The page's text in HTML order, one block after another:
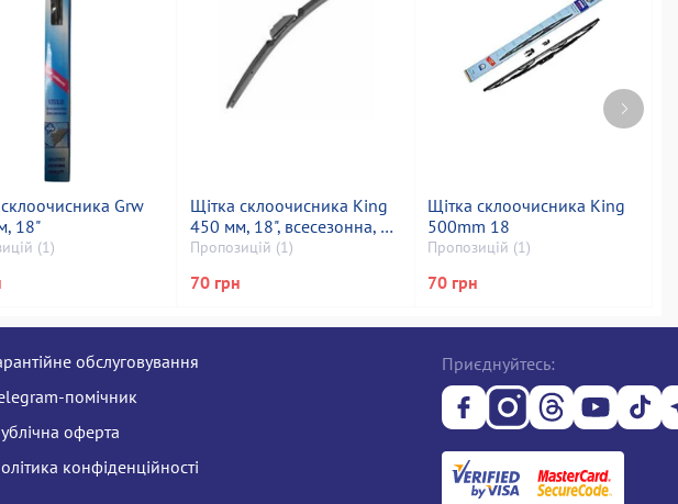
Grw
18"
(1)
Щітка склоочисника King
450 мм, 18", всесезонна, all
seasons
Пропозицій (1)
70 грн
Щітка склоочисника King
500mm 18
Пропозицій (1)
70 грн
обслуговування
помічник
оферта
конфіденційності
Приєднуйтесь: